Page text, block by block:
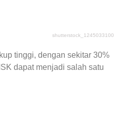
shutterstock_1245033100
tinggi, dengan sekitar 30%
dapat menjadi salah satu